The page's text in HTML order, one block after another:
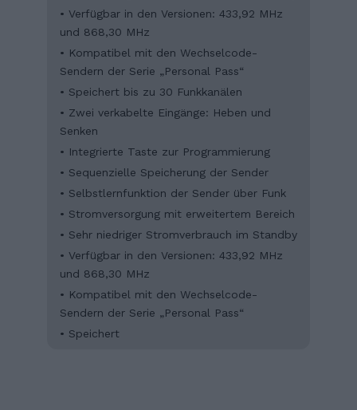
• Verfügbar in den Versionen: 433,92 MHz
und 868,30 MHz
• Kompatibel mit den Wechselcode-
Sendern der Serie „Personal Pass“
• Speichert bis zu 30 Funkkanälen
• Zwei verkabelte Eingänge: Heben und
Senken
• Integrierte Taste zur Programmierung
• Sequenzielle Speicherung der Sender
• Selbstlernfunktion der Sender über Funk
• Stromversorgung mit erweitertem Bereich
• Sehr niedriger Stromverbrauch im Standby
• Verfügbar in den Versionen: 433,92 MHz
und 868,30 MHz
• Kompatibel mit den Wechselcode-
Sendern der Serie „Personal Pass“
• Speichert